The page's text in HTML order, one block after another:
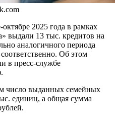
2025 года в рамках
выдали 13 тыс. кредитов на
аналогичного периода
Об этом
в пресс-службе
число выданных семейных
единиц, а общая сумма